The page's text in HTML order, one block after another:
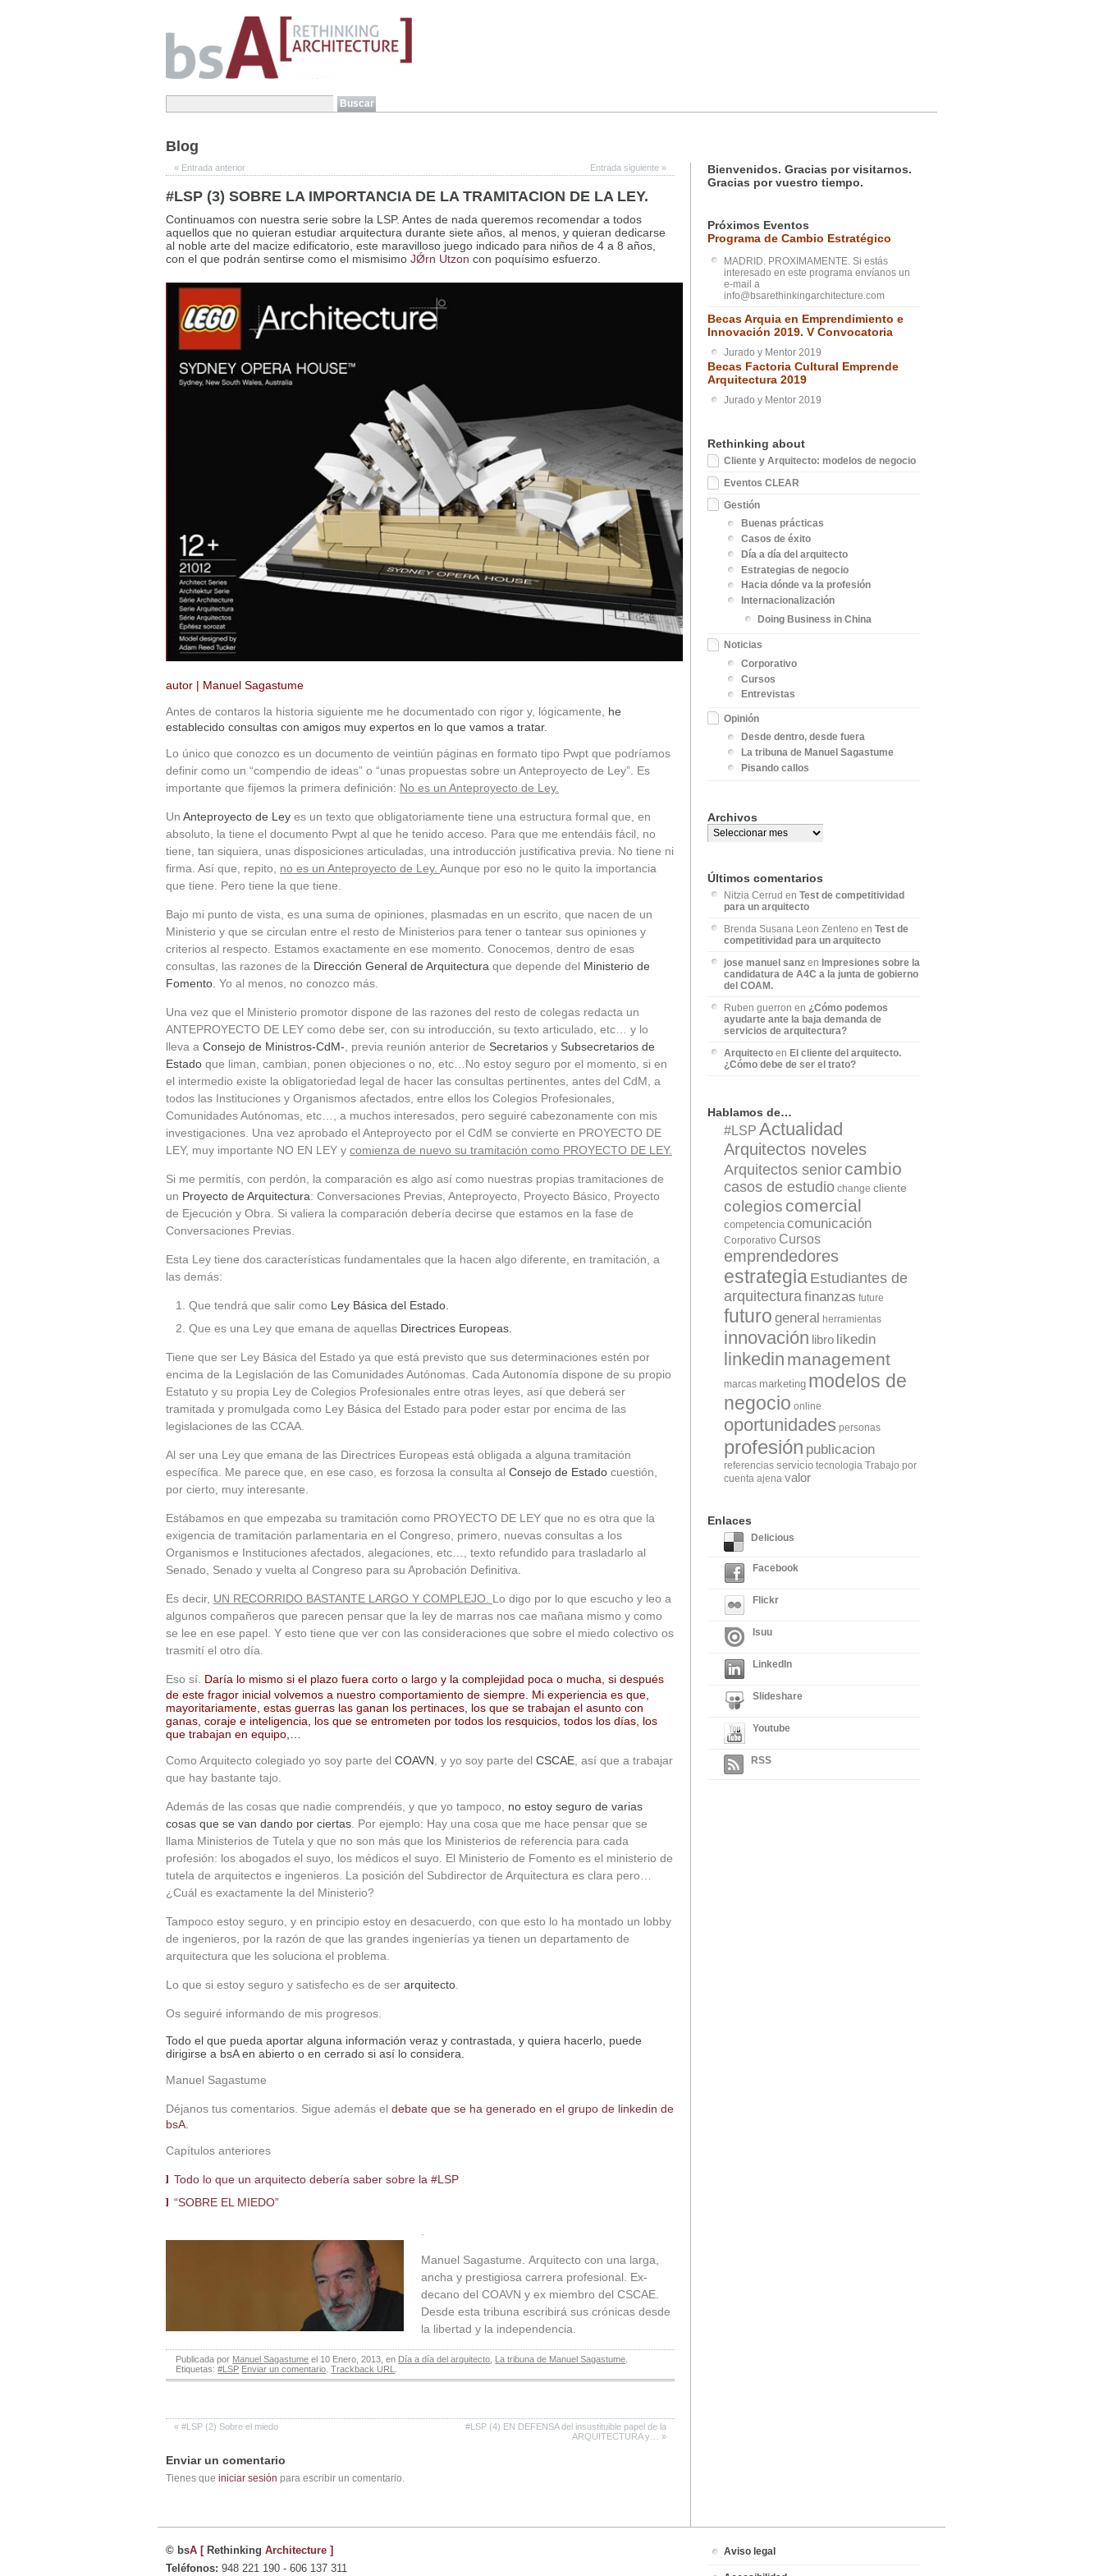
Blog
« Entrada anterior Entrada siguiente »
#LSP (3) SOBRE LA IMPORTANCIA DE LA TRAMITACION DE LA LEY.
Continuamos con nuestra serie sobre la LSP. Antes de nada queremos recomendar a todos
aquellos que no quieran estudiar arquitectura durante siete años, al menos, y quieran dedicarse
al noble arte del macize edificatorio, este maravilloso juego indicado para niños de 4 a 8 años,
con el que podrán sentirse como el mismisimo JǾrn Utzon con poquísimo esfuerzo.
autor | Manuel Sagastume
Antes de contaros la historia siguiente me he documentado con rigor y, lógicamente, he
establecido consultas con amigos muy expertos en lo que vamos a tratar.
Lo único que conozco es un documento de veintiún páginas en formato tipo Pwpt que podríamos
definir como un “compendio de ideas” o “unas propuestas sobre un Anteproyecto de Ley”. Es
importante que fijemos la primera definición: No es un Anteproyecto de Ley.
Un Anteproyecto de Ley es un texto que obligatoriamente tiene una estructura formal que, en
absoluto, la tiene el documento Pwpt al que he tenido acceso. Para que me entendáis fácil, no
tiene, tan siquiera, unas disposiciones articuladas, una introducción justificativa previa. No tiene ni
firma. Así que, repito, no es un Anteproyecto de Ley. Aunque por eso no le quito la importancia
que tiene. Pero tiene la que tiene.
Bajo mi punto de vista, es una suma de opiniones, plasmadas en un escrito, que nacen de un
Ministerio y que se circulan entre el resto de Ministerios para tener o tantear sus opiniones y
criterios al respecto. Estamos exactamente en ese momento. Conocemos, dentro de esas
consultas, las razones de la Dirección General de Arquitectura que depende del Ministerio de
Fomento . Yo al menos, no conozco más.
Una vez que el Ministerio promotor dispone de las razones del resto de colegas redacta un
ANTEPROYECTO DE LEY como debe ser, con su introducción, su texto articulado, etc… y lo
lleva a Consejo de Ministros-CdM- , previa reunión anterior de Secretarios y Subsecretarios de
Estado que liman, cambian, ponen objeciones o no, etc…No estoy seguro por el momento, si en
el intermedio existe la obligatoriedad legal de hacer las consultas pertinentes, antes del CdM, a
todos las Instituciones y Organismos afectados, entre ellos los Colegios Profesionales,
Comunidades Autónomas, etc…, a muchos interesados, pero seguiré cabezonamente con mis
investigaciones. Una vez aprobado el Anteproyecto por el CdM se convierte en PROYECTO DE
LEY, muy importante NO EN LEY y comienza de nuevo su tramitación como PROYECTO DE LEY.
Si me permitís, con perdón, la comparación es algo así como nuestras propias tramitaciones de
un Proyecto de Arquitectura: Conversaciones Previas, Anteproyecto, Proyecto Básico, Proyecto
de Ejecución y Obra. Si valiera la comparación debería decirse que estamos en la fase de
Conversaciones Previas.
Esta Ley tiene dos características fundamentales que la hacen algo diferente, en tramitación, a
las demás:
Que tendrá que salir como Ley Básica del Estado.
Que es una Ley que emana de aquellas Directrices Europeas.
Tiene que ser Ley Básica del Estado ya que está previsto que sus determinaciones estén por
encima de la Legislación de las Comunidades Autónomas. Cada Autonomía dispone de su propio
Estatuto y su propia Ley de Colegios Profesionales entre otras leyes, así que deberá ser
tramitada y promulgada como Ley Básica del Estado para poder estar por encima de las
legislaciones de las CCAA.
Al ser una Ley que emana de las Directrices Europeas está obligada a alguna tramitación
específica. Me parece que, en ese caso, es forzosa la consulta al Consejo de Estado cuestión,
por cierto, muy interesante.
Estábamos en que empezaba su tramitación como PROYECTO DE LEY que no es otra que la
exigencia de tramitación parlamentaria en el Congreso, primero, nuevas consultas a los
Organismos e Instituciones afectados, alegaciones, etc…, texto refundido para trasladarlo al
Senado, Senado y vuelta al Congreso para su Aprobación Definitiva.
Es decir, UN RECORRIDO BASTANTE LARGO Y COMPLEJO. Lo digo por lo que escucho y leo a
algunos compañeros que parecen pensar que la ley de marras nos cae mañana mismo y como
se lee en ese papel. Y esto tiene que ver con las consideraciones que sobre el miedo colectivo os
trasmití el otro día.
Eso sí. Daría lo mismo si el plazo fuera corto o largo y la complejidad poca o mucha, si después
de este fragor inicial volvemos a nuestro comportamiento de siempre. Mi experiencia es que,
mayoritariamente, estas guerras las ganan los pertinaces, los que se trabajan el asunto con
ganas, coraje e inteligencia, los que se entrometen por todos los resquicios, todos los días, los
que trabajan en equipo,…
Como Arquitecto colegiado yo soy parte del COAVN , y yo soy parte del CSCAE , así que a trabajar
que hay bastante tajo.
Además de las cosas que nadie comprendéis, y que yo tampoco, no estoy seguro de varias
cosas que se van dando por ciertas . Por ejemplo: Hay una cosa que me hace pensar que se
llama Ministerios de Tutela y que no son más que los Ministerios de referencia para cada
profesión: los abogados el suyo, los médicos el suyo. El Ministerio de Fomento es el ministerio de
tutela de arquitectos e ingenieros. La posición del Subdirector de Arquitectura es clara pero…
¿Cuál es exactamente la del Ministerio?
Tampoco estoy seguro, y en principio estoy en desacuerdo, con que esto lo ha montado un lobby
de ingenieros, por la razón de que las grandes ingenierías ya tienen un departamento de
arquitectura que les soluciona el problema.
Lo que si estoy seguro y satisfecho es de ser arquitecto
Os seguiré informando de mis progresos.
Todo el que pueda aportar alguna información veraz y contrastada, y quiera hacerlo, puede
dirigirse a bsA en abierto o en cerrado si así lo considera.
Manuel Sagastume
Déjanos tus comentarios. Sigue además el debate que se ha generado en el grupo de linkedin de
bsA.
Capítulos anteriores
Todo lo que un arquitecto debería saber sobre la #LSP
“SOBRE EL MIEDO”
Manuel Sagastume. Arquitecto con una larga,
ancha y prestigiosa carrera profesional. Ex-
decano del COAVN y ex miembro del CSCAE.
Desde esta tribuna escribirá sus crónicas desde
la libertad y la independencia.
Publicada por Manuel Sagastume el 10 Enero, 2013, en Día a día del arquitecto La tribuna de Manuel Sagastume
Etiquetas:#LSP Enviar un comentario .Trackback URL
« #LSP (2) Sobre el miedo
#LSP (4) EN DEFENSA del insustituible papel de la
ARQUITECTURA y… »
Enviar un comentario
Tienes que iniciar sesión para escribir un comentario.
Bienvenidos. Gracias por visitarnos.
Gracias por vuestro tiempo.
Próximos Eventos
Programa de Cambio Estratégico
MADRID. PROXIMAMENTE. Si estás
interesado en este programa envíanos un
e-mail a
info@bsarethinkingarchitecture.com
Becas Arquia en Emprendimiento e
Innovación 2019. V Convocatoria
Jurado y Mentor 2019
Becas Factoria Cultural Emprende
Arquitectura 2019
Jurado y Mentor 2019
Rethinking about
Cliente y Arquitecto: modelos de negocio
Eventos CLEAR
Gestión
Buenas prácticas
Casos de éxito
Día a día del arquitecto
Estrategias de negocio
Hacia dónde va la profesión
Internacionalización
Doing Business in China
Noticias
Corporativo
Cursos
Entrevistas
Opinión
Desde dentro, desde fuera
La tribuna de Manuel Sagastume
Pisando callos
Archivos
Últimos comentarios
Nitzia Cerrud enTest de competitividad
para un arquitecto
Brenda Susana Leon Zenteno enTest de
competitividad para un arquitecto
jose manuel sanz enImpresiones sobre la
candidatura de A4C a la junta de gobierno
del COAM.
Ruben guerron en¿Cómo podemos
ayudarte ante la baja demanda de
servicios de arquitectura?
Arquitecto enEl cliente del arquitecto.
¿Cómo debe de ser el trato?
Hablamos de…
#LSP Actualidad
Arquitectos noveles
Arquitectos senior cambio
casos de estudio change cliente
colegios comercial
competencia comunicación
Corporativo Cursos
emprendedores
estrategia Estudiantes de
arquitectura finanzas future
futuro general herramientas
innovación libro likedin
linkedin management
marcas marketing modelos de
negocio online
oportunidades personas
profesión publicacion
referencias servicio tecnologia Trabajo por
cuenta ajena valor
Enlaces
Delicious
Facebook
Flickr
Isuu
LinkedIn
Slideshare
Youtube
RSS
© bsA [Rethinking Architecture ]
Teléfonos: 948 221 190 - 606 137 311
Aviso legal